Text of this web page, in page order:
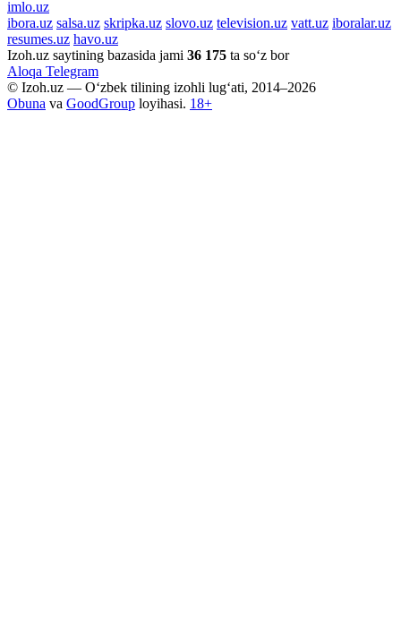
imlo.uz
ibora.uz salsa.uz skripka.uz slovo.uz television.uz vatt.uz iboralar.uz
resumes.uz havo.uz
Izoh.uz saytining bazasida jami 36 175 ta so‘z bor
Aloqa Telegram
© Izoh.uz — O‘zbek tilining izohli lug‘ati, 2014–2026
Obuna va GoodGroup loyihasi. 18+